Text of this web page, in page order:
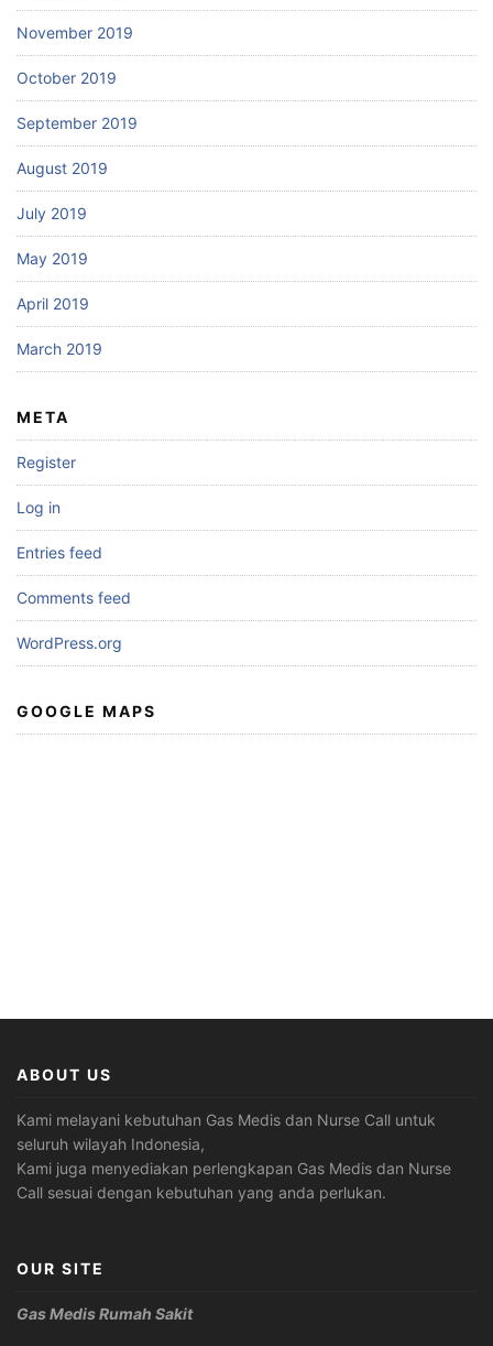
November 2019
October 2019
September 2019
August 2019
July 2019
May 2019
April 2019
March 2019
META
Register
Log in
Entries feed
Comments feed
WordPress.org
GOOGLE MAPS
ABOUT US
Kami melayani kebutuhan Gas Medis dan Nurse Call untuk
seluruh wilayah Indonesia,
Kami juga menyediakan perlengkapan Gas Medis dan Nurse
Call sesuai dengan kebutuhan yang anda perlukan.
OUR SITE
Gas Medis Rumah Sakit